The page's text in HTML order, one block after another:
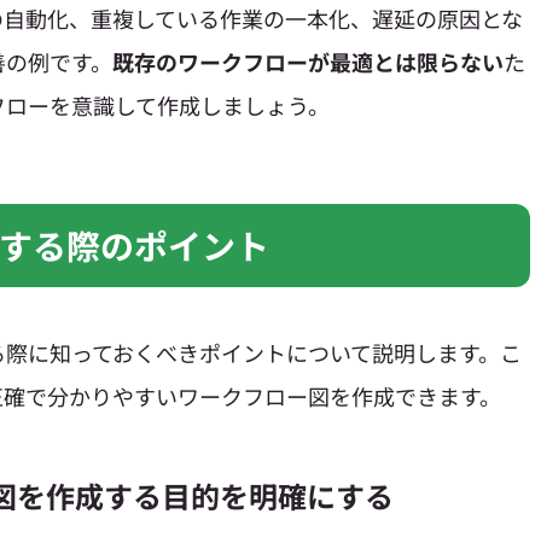
動化、重複している作業の一本化、遅延の原因とな
例です。 既存のワークフローが最適とは限らないた
ーを意識して作成しましょう。
る際のポイント
に知っておくべきポイントについて説明します。こ
で分かりやすいワークフロー図を作成できます。
作成する目的を明確にする